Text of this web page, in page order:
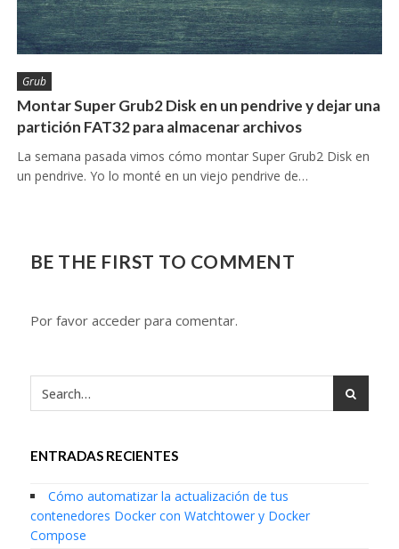
Grub
Montar Super Grub2 Disk en un pendrive y dejar una
partición FAT32 para almacenar archivos
La semana pasada vimos cómo montar Super Grub2 Disk en
un pendrive. Yo lo monté en un viejo pendrive de…
BE THE FIRST TO COMMENT
Por favor acceder para comentar.
ENTRADAS RECIENTES
Cómo automatizar la actualización de tus
contenedores Docker con Watchtower y Docker
Compose